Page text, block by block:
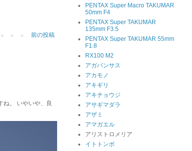
前の投稿
ね。 いやいや、良
PENTAX Super Macro TAKUMAR
50mm F4
PENTAX Super TAKUMAR
135mm F3.5
PENTAX Super TAKUMAR 55mm
F1.8
RX100 M2
アガパンサス
アカモノ
アキギリ
アキチョウジ
アサギマダラ
アザミ
アマガエル
アリストロメリア
イトトンボ